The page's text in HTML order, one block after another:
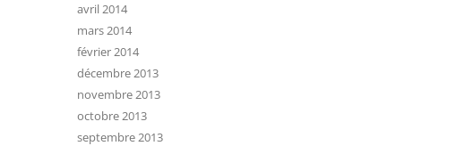
avril 2014
mars 2014
février 2014
décembre 2013
novembre 2013
octobre 2013
septembre 2013